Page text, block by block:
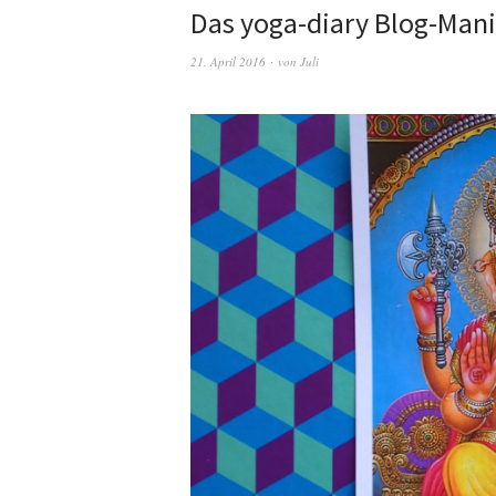
Das yoga-diary Blog-
21. April 2016 von Juli